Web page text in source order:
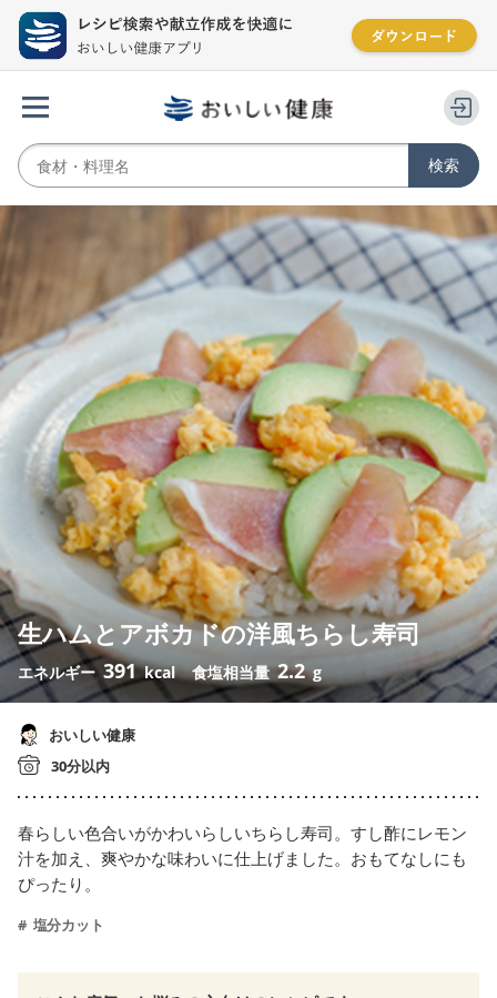
生ハムとアボカドの洋風ちらし寿司
エネルギー 391 kcal 食塩相当量2.2 g
おいしい健康
30分以内
春らしい色合いがかわいらしいちらし寿司。すし酢にレモン
汁を加え、爽やかな味わいに仕上げました。おもてなしにも
ぴったり。
塩分カット